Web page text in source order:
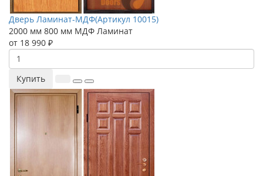
Дверь Ламинат-МДФ(Артикул 10015)
2000 мм 800 мм МДФ Ламинат
от 18 990 ₽
Купить